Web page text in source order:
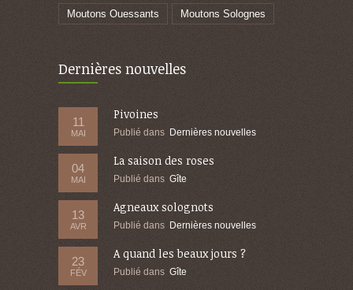
Moutons Ouessants Moutons Solognes
Dernières nouvelles
11
MAI
Pivoines
Publié dans Dernières nouvelles
04
MAI
La saison des roses
Publié dans Gîte
13
AVR
Agneaux solognots
Publié dans Dernières nouvelles
23
FÉV
A quand les beaux jours ?
Publié dans Gîte